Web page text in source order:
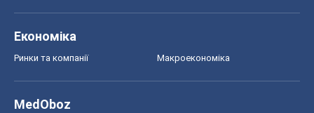
Економіка
Ринки та компанії Макроекономіка
MedOboz